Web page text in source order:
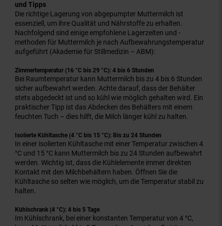
und Tipps
Die richtige Lagerung von abgepumpter Muttermilch ist
essenziell, um ihre Qualität und Nährstoffe zu erhalten.
Nachfolgend sind einige empfohlene Lagerzeiten und -
methoden für Muttermilch je nach Aufbewahrungstemperatur
aufgeführt (Akademie für Stillmedizin – ABM):
Zimmertemperatur (16 °C bis 29 °C): 4 bis 6 Stunden
Bei Raumtemperatur kann Muttermilch bis zu 4 bis 6 Stunden
sicher aufbewahrt werden. Achte darauf, dass der Behälter
stets abgedeckt ist und so kühl wie möglich gehalten wird. Ein
praktischer Tipp ist das Abdecken des Behälters mit einem
feuchten Tuch – dies hilft, die Milch länger kühl zu halten.
Isolierte Kühltasche (4 °C bis 15 °C): Bis zu 24 Stunden
In einer isolierten Kühltasche mit einer Temperatur zwischen 4
°C und 15 °C kann Muttermilch bis zu 24 Stunden aufbewahrt
werden. Wichtig ist, dass die Kühlelemente immer direkten
Kontakt mit den Milchbehältern haben. Öffnen Sie die
Kühltasche so selten wie möglich, um die Temperatur stabil zu
halten.
Kühlschrank (4 °C): 4 bis 5 Tage
Im Kühlschrank, bei einer konstanten Temperatur von 4 °C,